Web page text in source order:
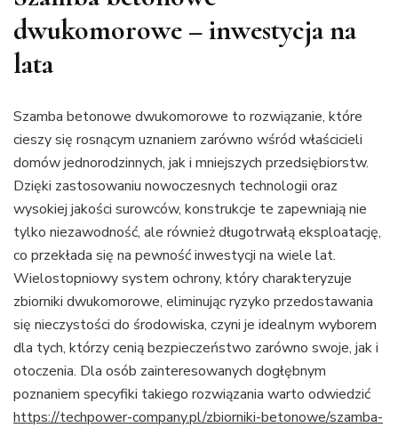
dwukomorowe – inwestycja na
lata
Szamba betonowe dwukomorowe to rozwiązanie, które
cieszy się rosnącym uznaniem zarówno wśród właścicieli
domów jednorodzinnych, jak i mniejszych przedsiębiorstw.
Dzięki zastosowaniu nowoczesnych technologii oraz
wysokiej jakości surowców, konstrukcje te zapewniają nie
tylko niezawodność, ale również długotrwałą eksploatację,
co przekłada się na pewność inwestycji na wiele lat.
Wielostopniowy system ochrony, który charakteryzuje
zbiorniki dwukomorowe, eliminując ryzyko przedostawania
się nieczystości do środowiska, czyni je idealnym wyborem
dla tych, którzy cenią bezpieczeństwo zarówno swoje, jak i
otoczenia. Dla osób zainteresowanych dogłębnym
poznaniem specyfiki takiego rozwiązania warto odwiedzić
https://techpower-company.pl/zbiorniki-betonowe/szamba-